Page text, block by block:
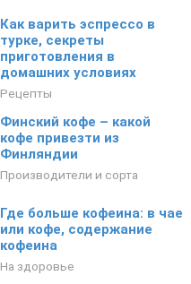
Как варить эспрессо в
турке, секреты
приготовления в
домашних условиях
Рецепты
Финский кофе – какой
кофе привезти из
Финляндии
Производители и сорта
Где больше кофеина: в чае
или кофе, содержание
кофеина
На здоровье